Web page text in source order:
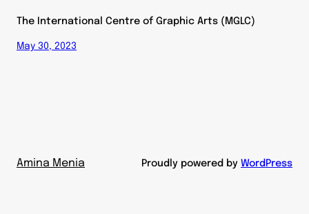
The International Centre of Graphic Arts (MGLC)
May 30, 2023
Amina Menia Proudly powered by WordPress